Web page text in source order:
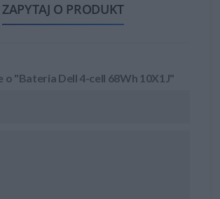
ZAPYTAJ O PRODUKT
o "Bateria Dell 4-cell 68Wh 10X1J"